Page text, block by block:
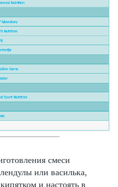
смеси
или василька,
и настоять в